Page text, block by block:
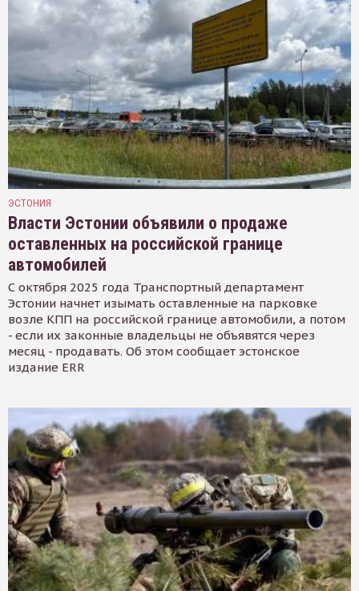
ЭСТОНИЯ
Власти Эстонии объявили о продаже
оставленных на российской границе
автомобилей
С октября 2025 года Транспортный департамент
Эстонии начнет изымать оставленные на парковке
возле КПП на российской границе автомобили, а потом
- если их законные владельцы не объявятся через
месяц - продавать. Об этом сообщает эстонское
издание ERR